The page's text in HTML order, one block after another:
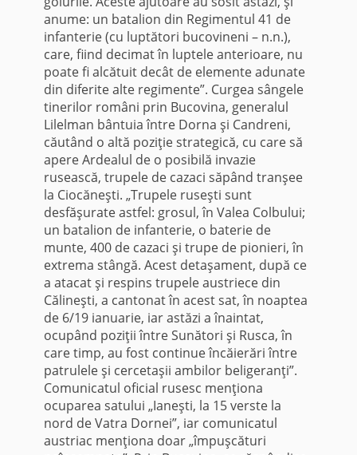
anume: un batalion din Regimentul 41 de
infanterie (cu luptători bucovineni – n.n.),
care, fiind decimat în luptele anterioare, nu
poate fi alcătuit decât de elemente adunate
din diferite alte regimente”. Curgea sângele
tinerilor români prin Bucovina, generalul
Lilelman bântuia între Dorna şi Candreni,
căutând o altă poziţie strategică, cu care să
apere Ardealul de o posibilă invazie
rusească, trupele de cazaci săpând tranşee
la Ciocăneşti. „Trupele ruseşti sunt
desfăşurate astfel: grosul, în Valea Colbului;
un batalion de infanterie, o baterie de
munte, 400 de cazaci şi trupe de pionieri, în
extrema stângă. Acest detaşament, după ce
a atacat şi respins trupele austriece din
Călineşti, a cantonat în acest sat, în noaptea
de 6/19 ianuarie, iar astăzi a înaintat,
ocupând poziţii între Sunători şi Rusca, în
care timp, au fost continue încăierări între
patrulele şi cercetaşii ambilor beligeranţi”.
Comunicatul oficial rusesc menţiona
ocuparea satului „Ianeşti, la 15 verste la
nord de Vatra Dornei”, iar comunicatul
austriac menţiona doar „împuşcături